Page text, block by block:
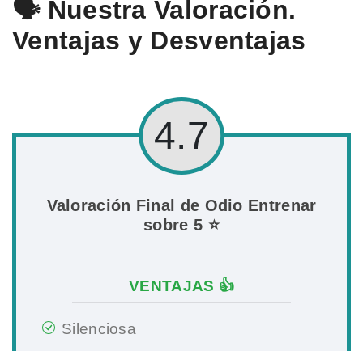
🗣️ Nuestra Valoración.
Ventajas y Desventajas
4.7
Valoración Final de Odio Entrenar
sobre 5 ⭐
VENTAJAS 👍
Silenciosa